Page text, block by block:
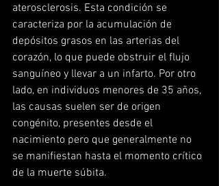
aterosclerosis. Esta condición se
caracteriza por la acumulación de
depósitos grasos en las arterias del
corazón, lo que puede obstruir el flujo
sanguíneo y llevar a un infarto. Por otro
lado, en individuos menores de 35 años,
las causas suelen ser de origen
congénito, presentes desde el
nacimiento pero que generalmente no
se manifiestan hasta el momento crítico
de la muerte súbita.